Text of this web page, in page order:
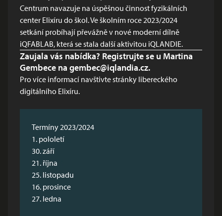
Centrum navazuje na úspěšnou činnost fyzikálních
center Elixíru do škol. Ve školním roce 2023/2024
setkání probíhají převážně v nové moderní dílně
iQFABLAB, která se stala další aktivitou iQLANDIE.
Zaujala vás nabídka? Registrujte se u Martina
Gembece na gembec@iqlandia.cz.
Pro více informací navštivtestránky libereckého
digitálního Elixíru.
Termíny 2023/2024
1. pololetí
30. září
21. října
25. listopadu
16. prosince
27. ledna